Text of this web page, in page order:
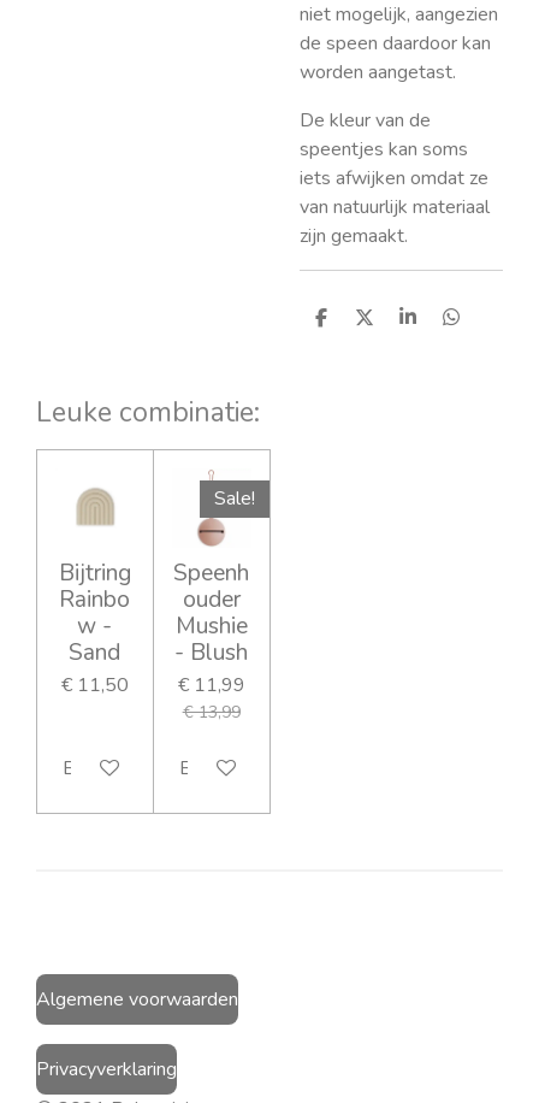
niet mogelijk, aangezien
de speen daardoor kan
worden aangetast.
De kleur van de
speentjes kan soms
iets afwijken omdat ze
van natuurlijk materiaal
zijn gemaakt.
D
D
S
D
Leuke combinatie:
Bijtring
Rainbo
w -
Sand
€ 11,50
Bekijk details
Sale!
Speenh
ouder
Mushie
- Blush
€ 11,99
€ 13,99
Bekijk details
Algemene voorwaarden
Privacyverklaring